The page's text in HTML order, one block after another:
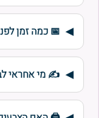
📅 כמה זמן
✍️ מי אחראי